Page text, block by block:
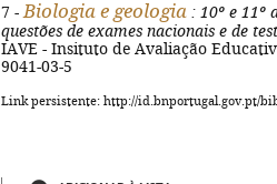
7 - Biologia e geologia : 10º e 11º
questões de exames nacionais e de
IAVE - Insituto de Avaliação
9041-03-5
Link persistente: http://id.bnportugal.gov.pt/